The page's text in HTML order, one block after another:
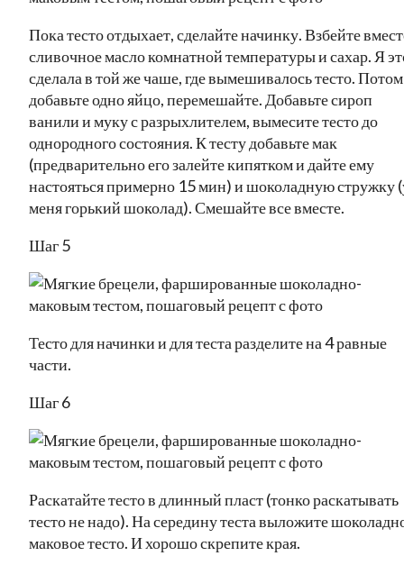
Пока тесто отдыхает, сделайте начинку. Взбейте
сливочное масло комнатной температуры и сахар. Я
сделала в той же чаше, где вымешивалось тесто. Потом
добавьте одно яйцо, перемешайте. Добавьте сироп
ванили и муку с разрыхлителем, вымесите тесто до
однородного состояния. К тесту добавьте мак
(предварительно его залейте кипятком и дайте ему
настояться примерно 15 мин) и шоколадную стружку
меня горький шоколад). Смешайте все вместе.
Шаг 5
Тесто для начинки и для теста разделите на 4 равные
части.
Шаг 6
Раскатайте тесто в длинный пласт (тонко раскатывать
тесто не надо). На середину теста выложите
маковое тесто. И хорошо скрепите края.